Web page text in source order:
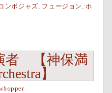
ンボジャズ フュージョン
ホ
者 【神保満
】